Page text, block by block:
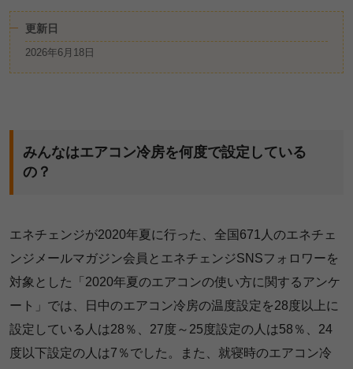
更新日
2026年6月18日
みんなはエアコン冷房を何度で設定している
の？
エネチェンジが2020年夏に行った、全国671人のエネチェ
ンジメールマガジン会員とエネチェンジSNSフォロワーを
対象とした「2020年夏のエアコンの使い方に関するアンケ
ート」では、日中のエアコン冷房の温度設定を28度以上に
設定している人は28％、27度～25度設定の人は58％、24
度以下設定の人は7％でした。また、就寝時のエアコン冷